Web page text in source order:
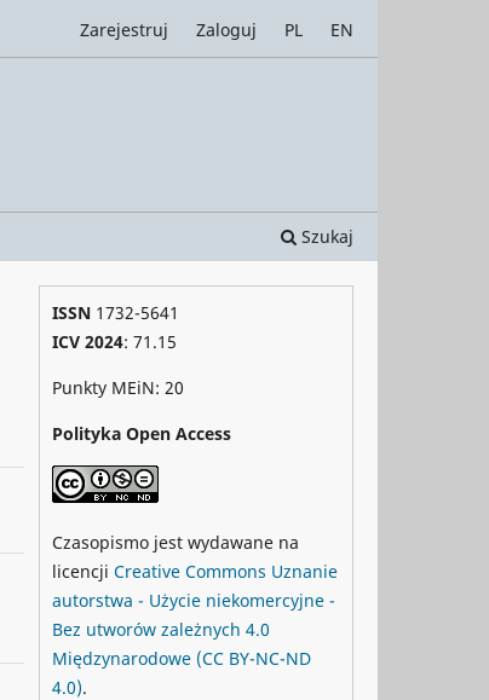
Szukaj
Zarejestruj Zaloguj PL EN
ISSN 1732-5641
ICV 2024: 71.15
Punkty MEiN: 20
Polityka Open Access
Czasopismo jest wydawane na
licencji Creative Commons Uznanie
autorstwa - Użycie niekomercyjne -
Bez utworów zależnych 4.0
Międzynarodowe (CC BY-NC-ND
4.0).